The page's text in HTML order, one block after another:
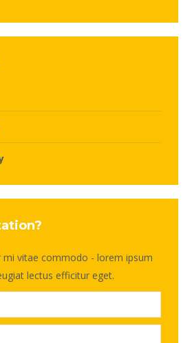
mi vitae commodo - lorem ipsum
lectus efficitur eget.